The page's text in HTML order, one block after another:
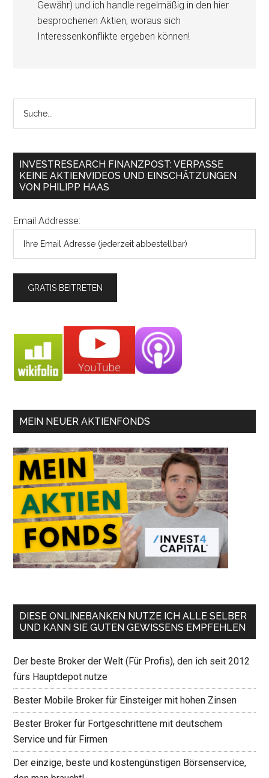
Gewähr) und ich handle regelmäßig in den hier
besprochenen Aktien, woraus sich
Interessenkonflikte ergeben können!
INVESTRESEARCH FINANZPOST: VERPASSE
KEINE AKTIENVIDEOS UND EINSCHÄTZUNGEN
VON PHILIPP HAAS
Email Addresse:
MEIN NEUER AKTIENFONDS
DIESE ONLINEBANKEN NUTZE ICH ALLE SELBER
UND KANN SIE GUTEN GEWISSENS EMPFEHLEN
Der beste Broker der Welt (Für Profis), den ich seit 2012
fürs Hauptdepot nutze
Bester Mobile Broker für Einsteiger mit hohen Zinsen
Bester Broker für Fortgeschrittene mit deutschem
Service und für Firmen
Der einzige, beste und kostengünstigen Börsenservice,